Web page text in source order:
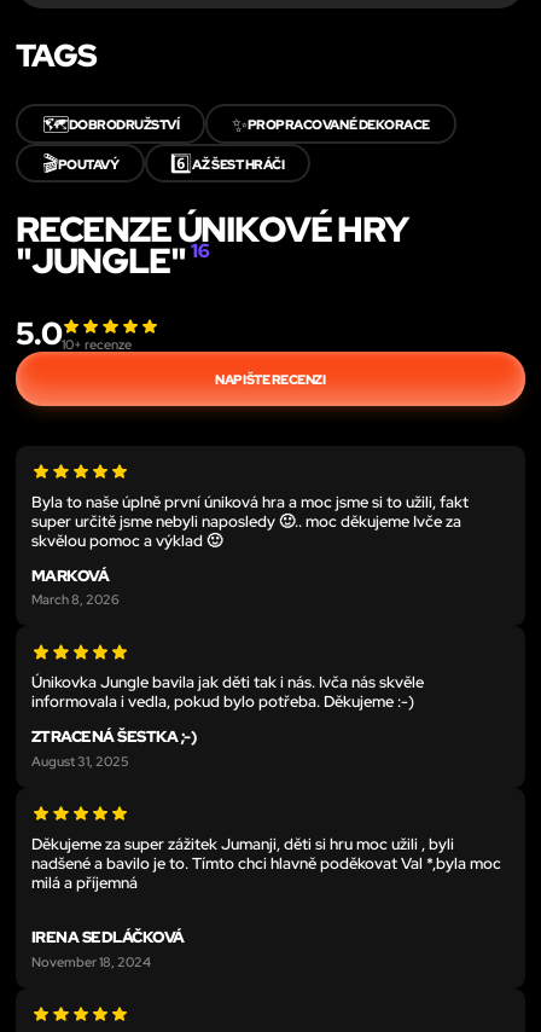
TAGS
🗺️DOBRODRUŽSTVÍ ✨PROPRACOVANÉ DEKORACE
🎬POUTAVÝ 6️⃣AŽ ŠEST HRÁČI
RECENZE ÚNIKOVÉ HRY
"JUNGLE"16
5.010+ recenze
NAPIŠTE RECENZI
Byla to naše úplně první úniková hra a moc jsme si to užili, fakt
super určitě jsme nebyli naposledy 🙂.. moc děkujeme Ivče za
skvělou pomoc a výklad 🙂
MARKOVÁ
March 8, 2026
Únikovka Jungle bavila jak děti tak i nás. Ivča nás skvěle
informovala i vedla, pokud bylo potřeba. Děkujeme :-)
ZTRACENÁ ŠESTKA ;-)
August 31, 2025
Děkujeme za super zážitek Jumanji, děti si hru moc užili , byli
nadšené a bavilo je to. Tímto chci hlavně poděkovat Val *,byla moc
milá a příjemná
IRENA SEDLÁČKOVÁ
November 18, 2024